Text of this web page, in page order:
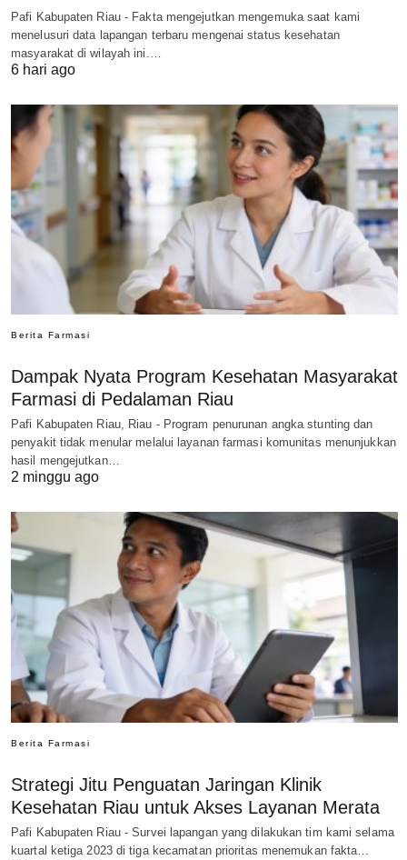
Pafi Kabupaten Riau - Fakta mengejutkan mengemuka saat kami
menelusuri data lapangan terbaru mengenai status kesehatan
masyarakat di wilayah ini.…
6 hari ago
Berita Farmasi
Dampak Nyata Program Kesehatan Masyarakat
Farmasi di Pedalaman Riau
Pafi Kabupaten Riau, Riau - Program penurunan angka stunting dan
penyakit tidak menular melalui layanan farmasi komunitas menunjukkan
hasil mengejutkan…
2 minggu ago
Berita Farmasi
Strategi Jitu Penguatan Jaringan Klinik
Kesehatan Riau untuk Akses Layanan Merata
Pafi Kabupaten Riau - Survei lapangan yang dilakukan tim kami selama
kuartal ketiga 2023 di tiga kecamatan prioritas menemukan fakta…